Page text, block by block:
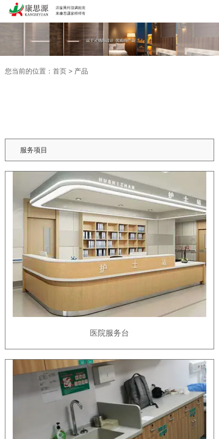
广东康思源医养家具有限公司为您免费提供
适老化餐桌等相关信息发布和资讯展示，敬请关注！您暂无新询盘
信息！
13926037408
您当前的位置：首页 > 产品
服务项目
医院服务台